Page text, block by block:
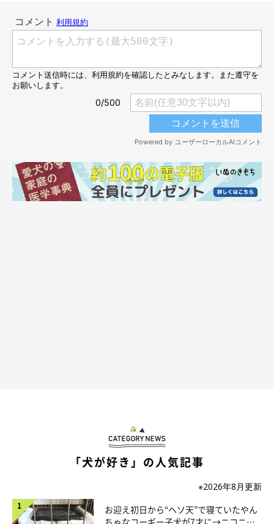
「犬が好き」の人気記事
※2026年8月更新
お迎え初日から“ヘソ天”で寝ていたやん